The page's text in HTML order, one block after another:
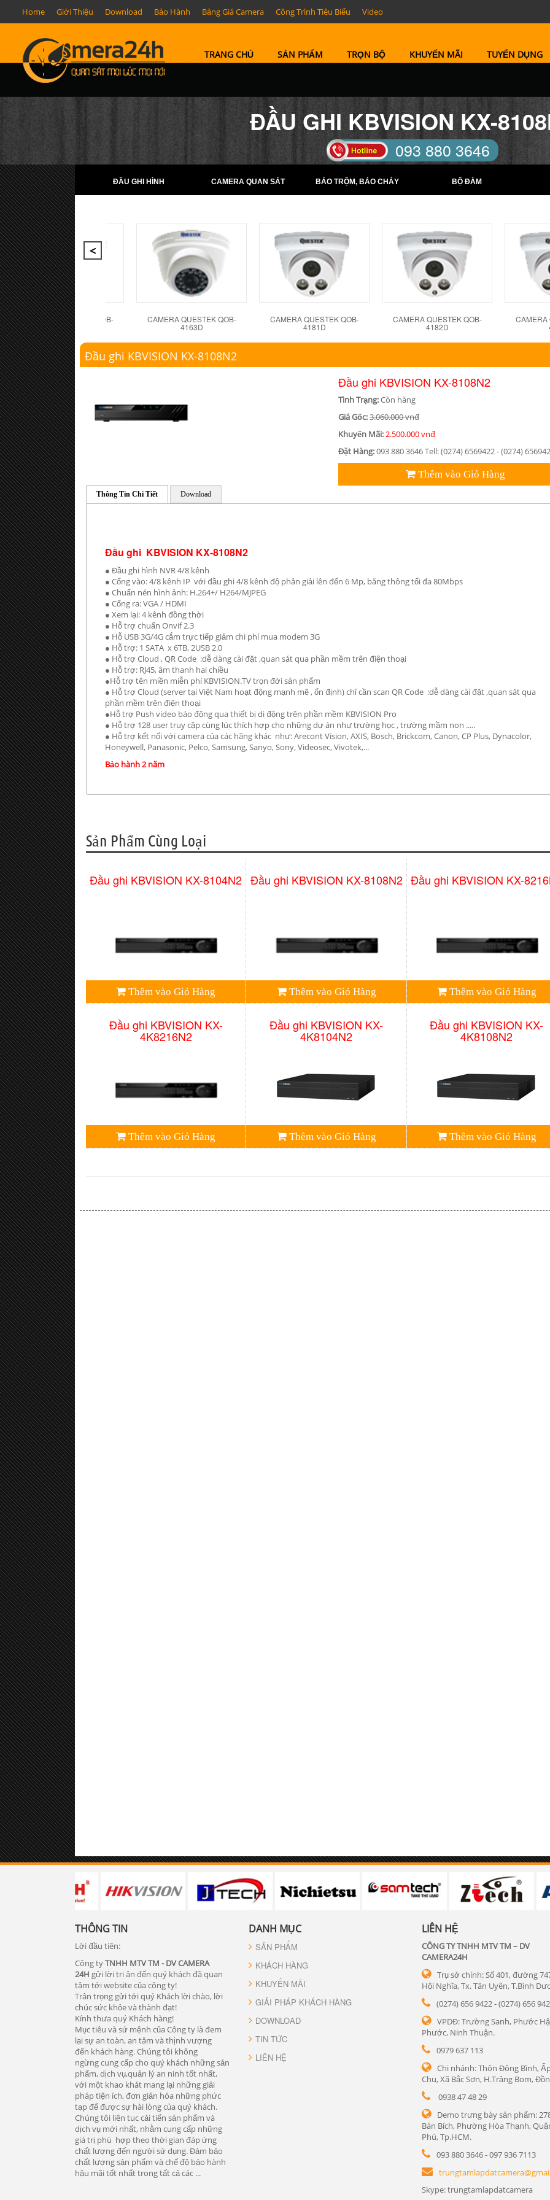
Home Giới Thiệu Download Bảo Hành Bảng Giá Camera Công Trình Tiêu Biểu Video
TRANG CHỦ SẢN PHẨM TRỌN BỘ KHUYẾN MÃI TUYỂN DỤNG
ĐẦU GHI KBVISION KX-
093 880 3646
TELL: (0274) 6569422 -
(0274) 6569423
ĐẦU GHI HÌNH CAMERA QUAN SÁT BÁO TRỘM, BÁO CHÁY BỘ ĐÀM
CAMERA QUESTEK QOB-
4162D
CAMERA QUESTEK QOB-
4163D
CAMERA QUESTEK QOB-
4181D
CAMERA QUESTEK QOB-
4182D
CAMERA
Đầu ghi KBVISION KX-8108N2
Đầu ghi KBVISION KX-8108N2
Tình Trạng:Còn hàng
Giá Gốc:3.060.000 vnđ
Khuyến Mãi:2.500.000 vnđ
Đặt Hàng:093 880 3646 Tell: (0274) 6569422 - (0274)
Thêm vào Giỏ Hàng
Thông Tin Chi Tiết Download
Đầu ghi KBVISION KX-8108N2
● Đầu ghi hình NVR 4/8 kênh
● Cổng vào: 4/8 kênh IP với đầu ghi 4/8 kênh độ phân giải lên đến 6 Mp, băng thông tối đa 80Mbps
● Chuẩn nén hình ảnh: H.264+/ H264/MJPEG
● Cổng ra: VGA / HDMI
● Xem lại: 4 kênh đồng thời
● Hỗ trợ chuẩn Onvif 2.3
● Hỗ USB 3G/4G cắm trực tiếp giảm chi phí mua modem 3G
● Hỗ trợ: 1 SATA x 6TB, 2USB 2.0
● Hỗ trợ Cloud , QR Code :dễ dàng cài đặt ,quan sát qua phần mềm trên điện thoại
● Hỗ trợ: RJ45, âm thanh hai chiều
●Hỗ trợ tên miền miễn phí KBVISION.TV trọn đời sản phẩm
● Hỗ trợ Cloud (server tại Việt Nam hoạt động mạnh mẽ , ổn định) chỉ cần scan QR Code :dễ dàng cài đặt ,quan sát qua
phần mềm trên điện thoại
●Hỗ trợ Push video báo động qua thiết bị di động trên phần mềm KBVISION Pro
● Hỗ trợ 128 user truy cập cùng lúc thích hợp cho những dự án như trường học , trường mầm non .....
● Hỗ trợ kết nối với camera của các hãng khác như: Arecont Vision, AXIS, Bosch, Brickcom, Canon, CP Plus, Dynacolor,
Honeywell, Panasonic, Pelco, Samsung, Sanyo, Sony, Videosec, Vivotek,...
Bảo hành 2 năm
Sản Phẩm Cùng Loại
Đầu ghi KBVISION KX-8104N2
Thêm vào Giỏ Hàng
Đầu ghi KBVISION KX-8108N2
Thêm vào Giỏ Hàng
Đầu ghi KBVISION KX-
Thêm vào Giỏ Hàng
Đầu ghi KBVISION KX-
4K8216N2
Thêm vào Giỏ Hàng
Đầu ghi KBVISION KX-
4K8104N2
Thêm vào Giỏ Hàng
Đầu ghi KBVISION KX-
4K8108N2
Thêm vào Giỏ Hàng
THÔNG TIN
Lời đầu tiên:
Công tyTNHH MTV TM - DV CAMERA
24H gửi lời tri ân đến quý khách đã quan
tâm tới website của công ty!
Trân trọng gửi tới quý Khách lời chào, lời
chúc sức khỏe và thành đạt!
Kính thưa quý Khách hàng!
Mục tiêu và sứ mệnh của Công ty là đem
lại sự an toàn, an tâm và thịnh vượng
đến khách hàng. Chúng tôi không
ngừng cung cấp cho quý khách những sản
phẩm, dịch vụ,quản lý an ninh tốt nhất,
với một khao khát mang lại những giải
pháp tiện ích, đơn giản hóa những phức
tạp để được sự hài lòng của quý khách.
Chúng tôi liên tuc cải tiến sản phẩm và
dịch vụ mới nhất, nhằm cung cấp những
giá trị phù hợp theo thời gian đáp ứng
chất lượng đến người sử dụng. Đảm bảo
chất lượng sản phẩm và chế độ bảo hành
hậu mãi tốt nhất trong tất cả các ...
DANH MỤC
SẢN PHẨM
KHÁCH HÀNG
KHUYẾN MÃI
GIẢI PHÁP KHÁCH HÀNG
DOWNLOAD
TIN TỨC
LIÊN HỆ
LIÊN HỆ
CÔNG TY TNHH MTV TM – DV
CAMERA24H
Trụ sở chính: Số 401, đường
Hội Nghĩa, Tx. Tân Uyên, T.Bình
(0274) 656 9422 - (0274) 656
VPDĐ: Trường Sanh, Phước
Phước, Ninh Thuận.
0979 637 113
Chi nhánh: Thôn Đông Bình,
Chu, Xã Bắc Sơn, H.Trảng Bom,
0938 47 48 29
Demo trưng bày sản phẩm:
Bán Bích, Phường Hòa Thạnh,
Phú, Tp.HCM.
093 880 3646 - 097 936 7113
Skype: trungtamlapdatcamera